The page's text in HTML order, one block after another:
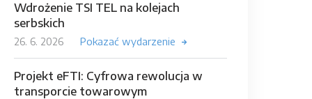
Wdrożenie TSI TEL na kolejach
serbskich
26. 6. 2026 Pokazać wydarzenie
Projekt eFTI: Cyfrowa rewolucja w
transporcie towarowym